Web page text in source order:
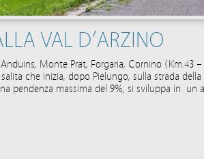
VAL D’ARZINO
Monte Prat, Forgaria, Cornino (Km.43
che inizia, dopo Pielungo, sulla strada
pendenza massima del 9%; si sviluppa in un